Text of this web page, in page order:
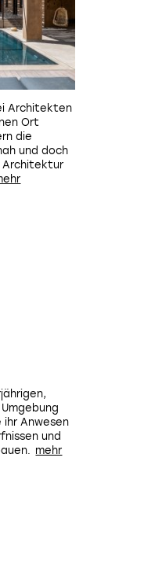
Architekten
Ort
die
und doch
Architektur
ihr Anwesen
und